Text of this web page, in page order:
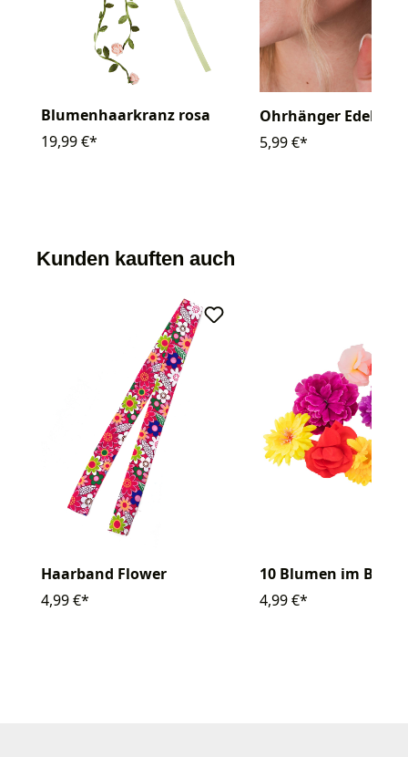
Blumenhaarkranz rosa
19,99 €*
Ohrhänger
5,99 €*
Kunden kauften auch
Haarband Flower
4,99 €*
10 Blumen im
4,99 €*